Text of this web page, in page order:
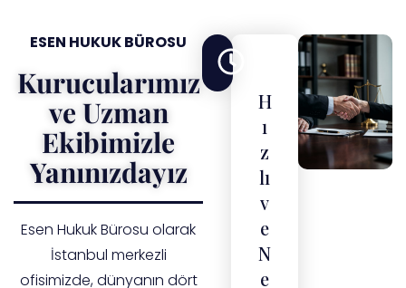
ESEN HUKUK BÜROSU
Kurucularımız
ve Uzman
Ekibimizle
Yanınızdayız
Esen Hukuk Bürosu olarak
İstanbul merkezli
ofisimizde, dünyanın dört
H
ı
z
lı
v
e
N
e